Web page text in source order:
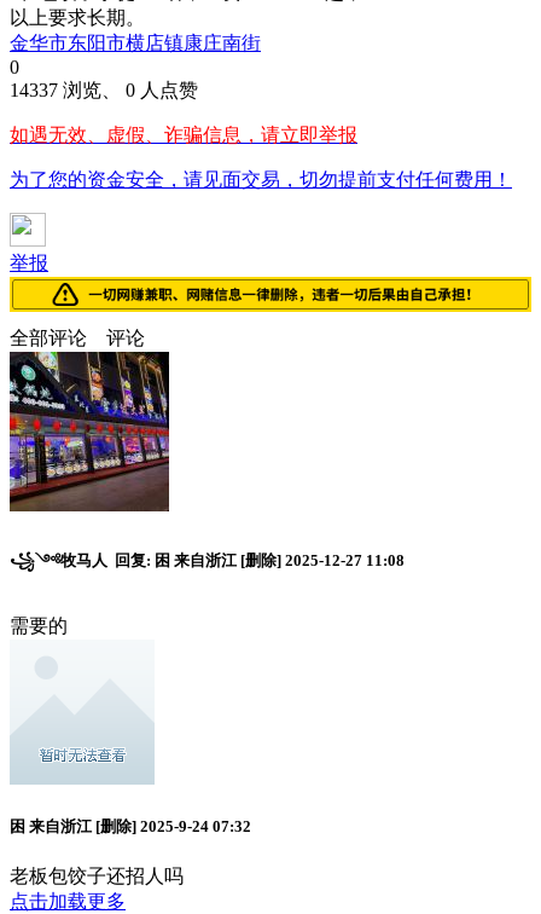
以上要求长期。
金华市东阳市横店镇康庄南街
0
14337 浏览、 0 人点赞
如遇无效、虚假、诈骗信息，请立即举报
为了您的资金安全，请见面交易，切勿提前支付任何费用！
举报
全部评论 评论
꧁༺牧马人 回复: 困 来自浙江 [删除] 2025-12-27 11:08
需要的
困 来自浙江 [删除] 2025-9-24 07:32
老板包饺子还招人吗
点击加载更多